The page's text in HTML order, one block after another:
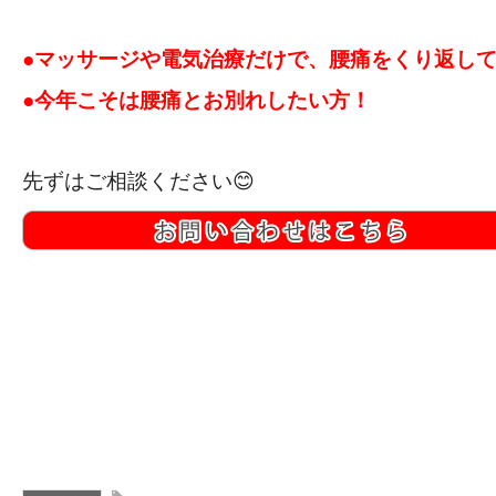
●マッサージや電気治療だけで、腰痛をくり返し
●今年こそは腰痛とお別れしたい方！
先ずはご相談ください😊